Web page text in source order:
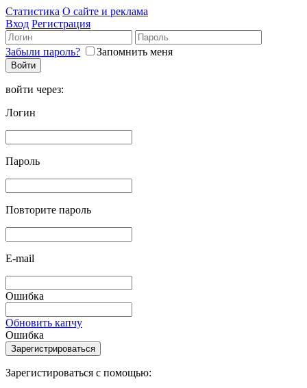
Статистика О сайте и реклама
Вход Регистрация
Забыли пароль? Запомнить меня
войти через:
Логин
Пароль
Повторите пароль
E-mail
Ошибка
Обновить капчу
Ошибка
Зарегистироваться с помощью: